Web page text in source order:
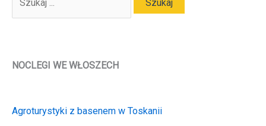
NOCLEGI WE WŁOSZECH
Agroturystyki z basenem w Toskanii